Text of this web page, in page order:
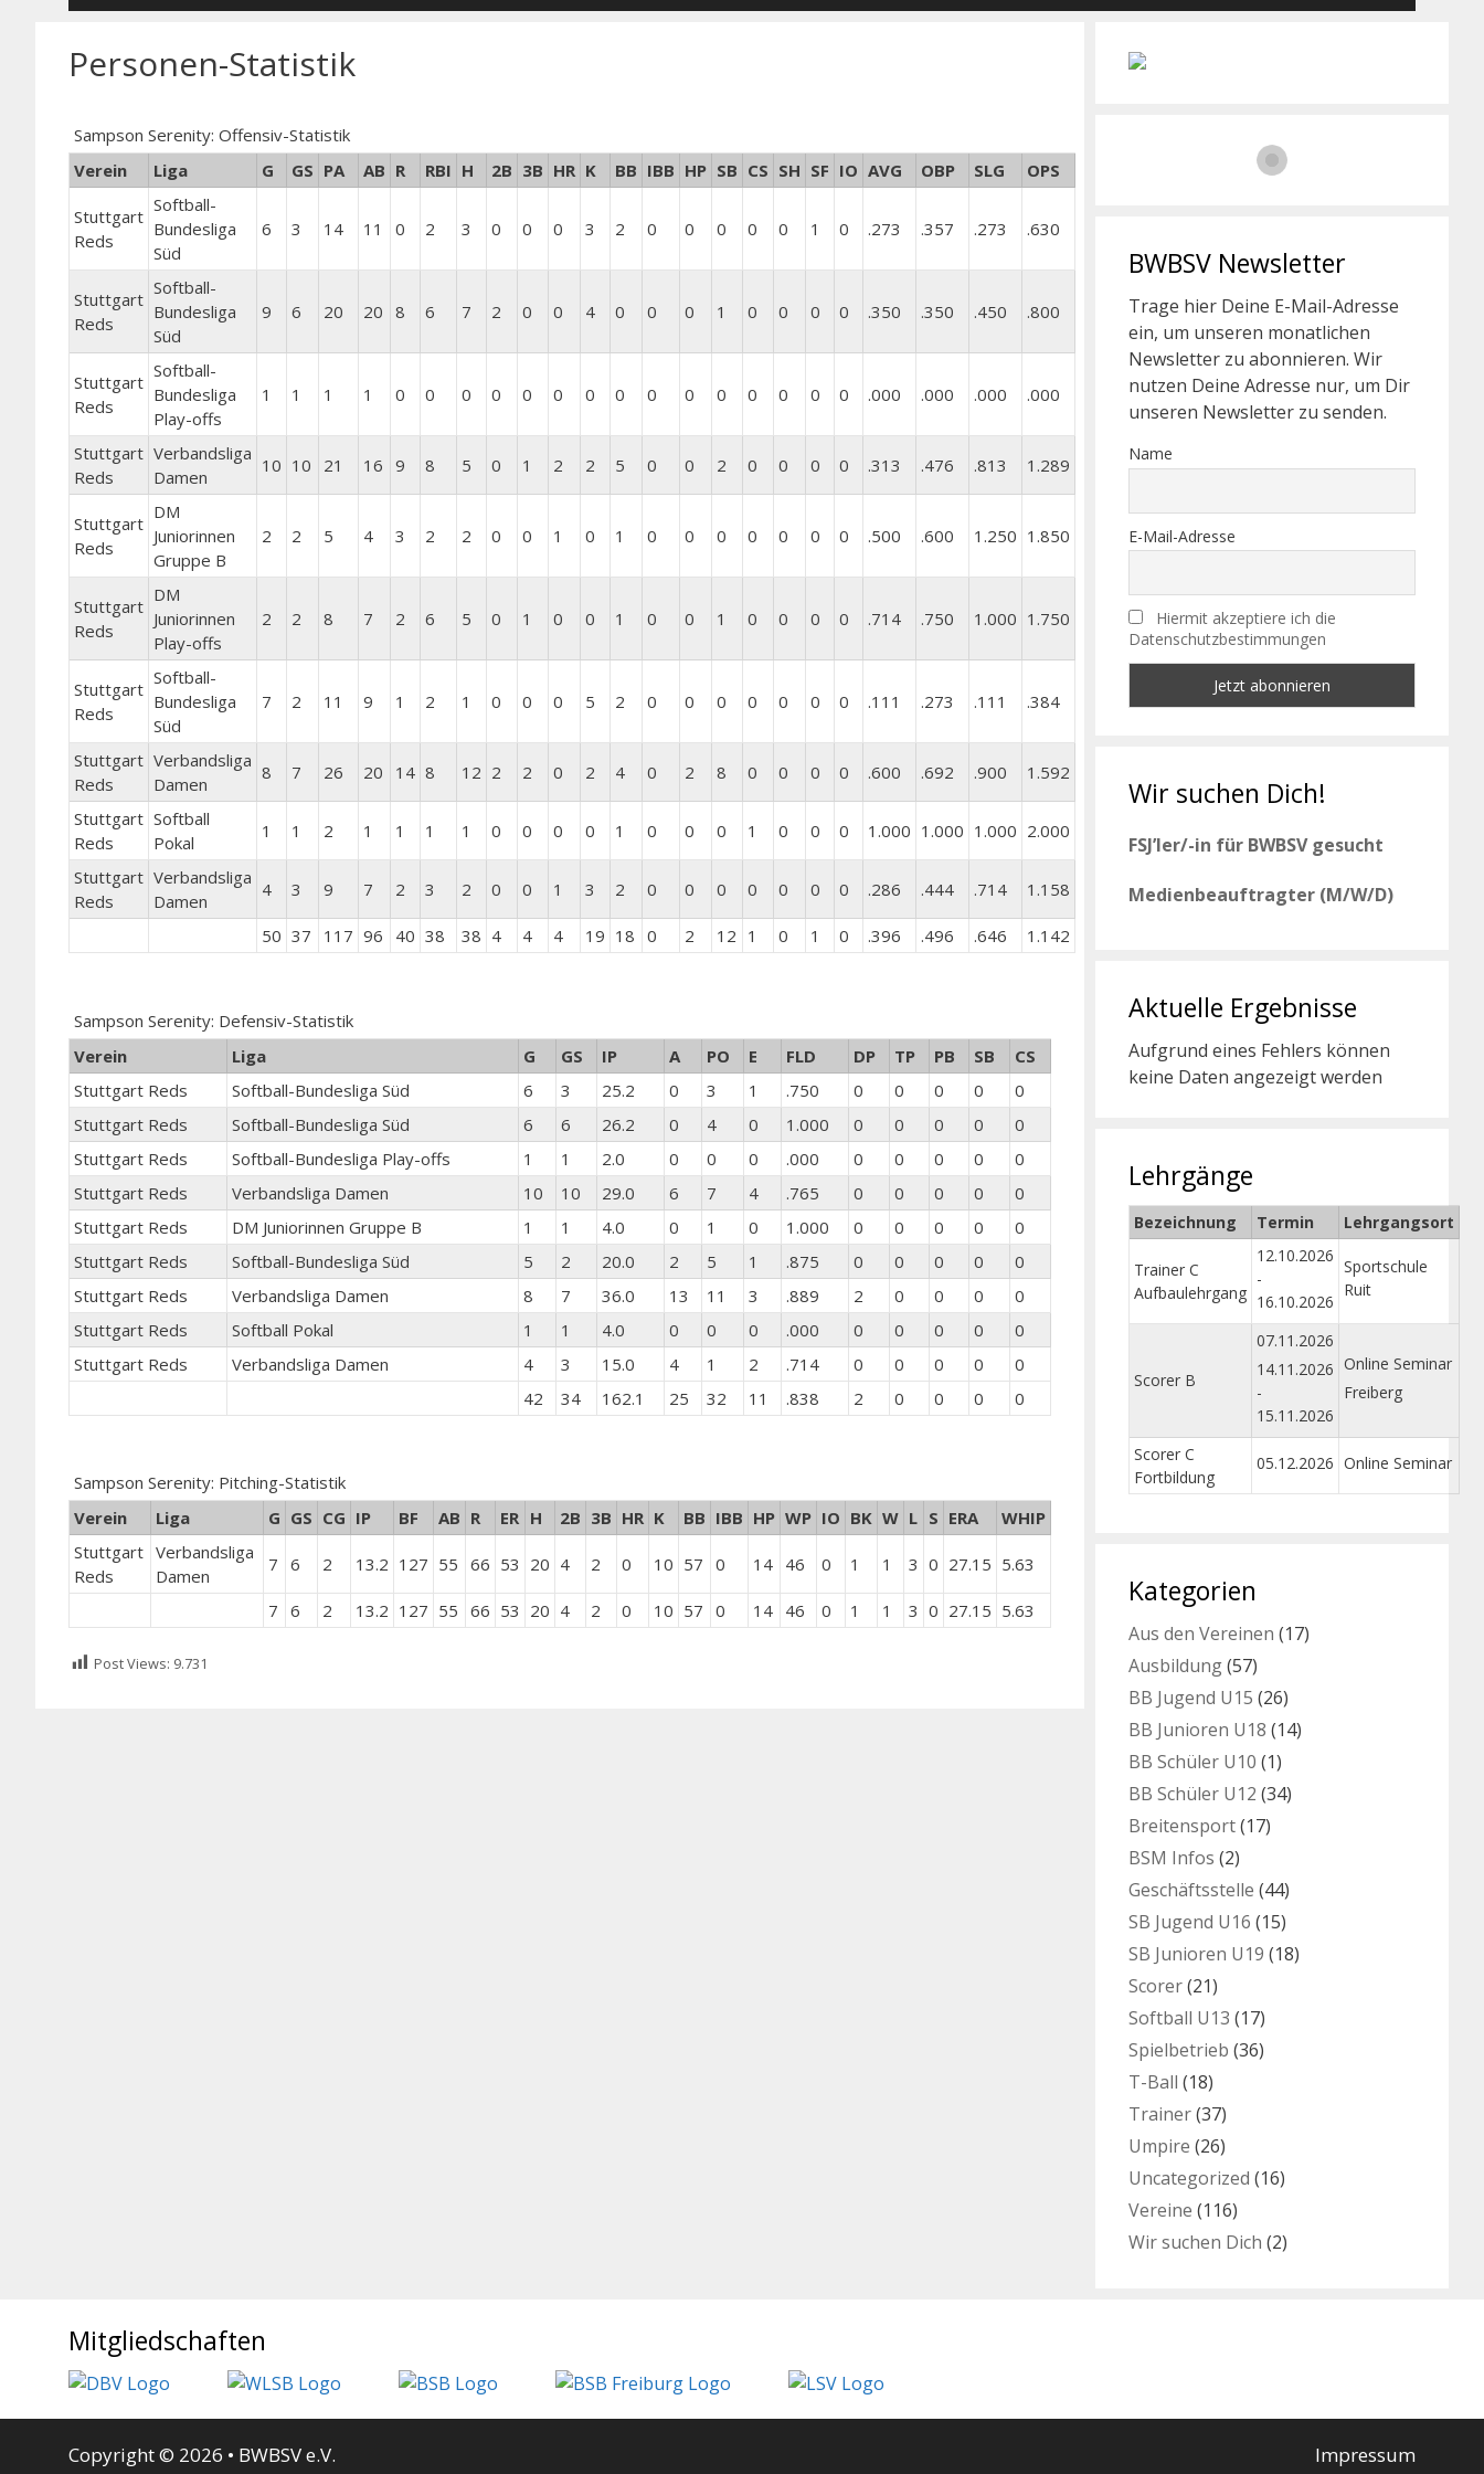
Personen-Statistik
Sampson Serenity: Offensiv-Statistik
Verein
Liga G GS PA AB R RBI H 2B 3B HR K BB IBB HP SB CS SH SF IO AVG OBP SLG OPS
Stuttgart
Reds
Softball-
Bundesliga
Süd
6 3 14 11 0 2 3 0 0 0 3 2 0 0 0 0 0 1 0 .273 .357 .273 .630
Stuttgart
Reds
Softball-
Bundesliga
Süd
9 6 20 20 8 6 7 2 0 0 4 0 0 0 1 0 0 0 0 .350 .350 .450 .800
Stuttgart
Reds
Softball-
Bundesliga
Play-offs
1 1 1 1 0 0 0 0 0 0 0 0 0 0 0 0 0 0 0 .000 .000 .000 .000
Stuttgart
Reds
Verbandsliga
Damen
10 10 21 16 9 8 5 0 1 2 2 5 0 0 2 0 0 0 0 .313 .476 .813 1.289
Stuttgart
Reds
DM
Juniorinnen
Gruppe B
2 2 5 4 3 2 2 0 0 1 0 1 0 0 0 0 0 0 0 .500 .600 1.250 1.850
Stuttgart
Reds
DM
Juniorinnen
Play-offs
2 2 8 7 2 6 5 0 1 0 0 1 0 0 1 0 0 0 0 .714 .750 1.000 1.750
Stuttgart
Reds
Softball-
Bundesliga
Süd
7 2 11 9 1 2 1 0 0 0 5 2 0 0 0 0 0 0 0 .111 .273 .111 .384
Stuttgart
Reds
Verbandsliga
Damen
8 7 26 20 14 8 12 2 2 0 2 4 0 2 8 0 0 0 0 .600 .692 .900 1.592
Stuttgart
Reds
Softball
Pokal
1 1 2 1 1 1 1 0 0 0 0 1 0 0 0 1 0 0 0 1.000 1.000 1.000 2.000
Stuttgart
Reds
Verbandsliga
Damen
4 3 9 7 2 3 2 0 0 1 3 2 0 0 0 0 0 0 0 .286 .444 .714 1.158
50 37 117 96 40 38 38 4 4 4 19 18 0 2 12 1 0 1 0 .396 .496 .646 1.142
Sampson Serenity: Defensiv-Statistik
Verein
Liga G GS IP A PO E FLD DP TP PB SB
CS
Stuttgart Reds
Softball-Bundesliga Süd 6 3 25.2 0 3 1 .750 0 0 0 0
0
Stuttgart Reds
Softball-Bundesliga Süd 6 6 26.2 0 4 0 1.000 0 0 0 0
0
Stuttgart Reds
Softball-Bundesliga Play-offs 1 1 2.0 0 0 0 .000 0 0 0 0
0
Stuttgart Reds
Verbandsliga Damen 10 10 29.0 6 7 4 .765 0 0 0 0
0
Stuttgart Reds
DM Juniorinnen Gruppe B 1 1 4.0 0 1 0 1.000 0 0 0 0
0
Stuttgart Reds
Softball-Bundesliga Süd 5 2 20.0 2 5 1 .875 0 0 0 0
0
Stuttgart Reds
Verbandsliga Damen 8 7 36.0 13 11 3 .889 2 0 0 0
0
Stuttgart Reds
Softball Pokal 1 1 4.0 0 0 0 .000 0 0 0 0
0
Stuttgart Reds
Verbandsliga Damen 4 3 15.0 4 1 2 .714 0 0 0 0
0
42
34 162.1 25 32 11 .838 2 0 0 0 0
Sampson Serenity: Pitching-Statistik
Verein
Liga G GS CG IP BF AB R ER H 2B 3B HR K BB IBB HP WP IO BK W L S ERA
WHIP
Stuttgart
Reds
Verbandsliga
Damen
7 6 2 13.2 127 55 66 53 20 4 2 0 10 57 0 14 46 0 1 1 3 0 27.15 5.63
7 6 2 13.2 127 55 66 53 20 4 2 0 10 57 0 14 46 0 1 1 3 0 27.15 5.63
Post Views: 9.731
BWBSV Newsletter
Trage hier Deine E-Mail-Adresse
ein, um unseren monatlichen
Newsletter zu abonnieren. Wir
nutzen Deine Adresse nur, um Dir
unseren Newsletter zu senden.
Name
E-Mail-Adresse
Hiermit akzeptiere ich die
Datenschutzbestimmungen
Wir suchen Dich!
FSJ’ler/-in für BWBSV gesucht
Medienbeauftragter (M/W/D)
Aktuelle Ergebnisse
Aufgrund eines Fehlers können
keine Daten angezeigt werden
Lehrgänge
Bezeichnung Termin Lehrgangsort
Trainer C
Aufbaulehrgang
12.10.2026
-
16.10.2026
Sportschule
Ruit
Scorer B
07.11.2026
14.11.2026
-
15.11.2026
Online Seminar
Freiberg
Scorer C
Fortbildung
05.12.2026 Online Seminar
Kategorien
Aus den Vereinen (17)
Ausbildung(57)
BB Jugend U15 (26)
BB Junioren U18 (14)
BB Schüler U10 (1)
BB Schüler U12 (34)
Breitensport(17)
BSM Infos (2)
Geschäftsstelle (44)
SB Jugend U16 (15)
SB Junioren U19 (18)
Scorer(21)
Softball U13 (17)
Spielbetrieb (36)
T-Ball (18)
Trainer(37)
Umpire (26)
Uncategorized (16)
Vereine (116)
Wir suchen Dich (2)
Mitgliedschaften
Impressum
Copyright © 2026 • BWBSV e.V.